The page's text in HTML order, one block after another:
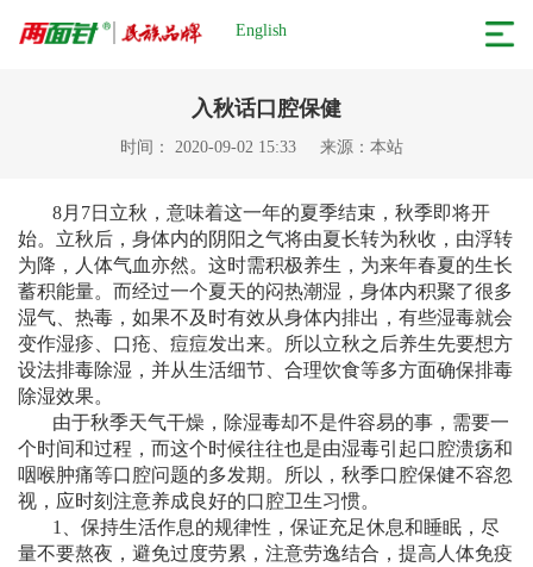
English
入秋话口腔保健
时间： 2020-09-02 15:33 来源：本站
8月7日立秋，意味着这一年的夏季结束，秋季即将开
始。立秋后，身体内的阴阳之气将由夏长转为秋收，由浮转
为降，人体气血亦然。这时需积极养生，为来年春夏的生长
蓄积能量。而经过一个夏天的闷热潮湿，身体内积聚了很多
湿气、热毒，如果不及时有效从身体内排出，有些湿毒就会
变作湿疹、口疮、痘痘发出来。所以立秋之后养生先要想方
设法排毒除湿，并从生活细节、合理饮食等多方面确保排毒
除湿效果。
由于秋季天气干燥，除湿毒却不是件容易的事，需要一
个时间和过程，而这个时候往往也是由湿毒引起口腔溃疡和
咽喉肿痛等口腔问题的多发期。所以，秋季口腔保健不容忽
视，应时刻注意养成良好的口腔卫生习惯。
1、保持生活作息的规律性，保证充足休息和睡眠，尽
量不要熬夜，避免过度劳累，注意劳逸结合，提高人体免疫